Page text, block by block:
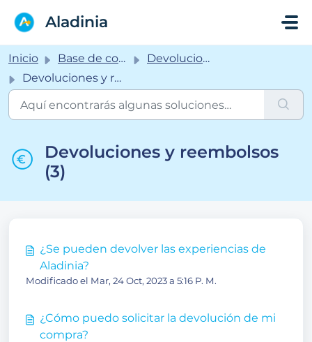
Aladinia
Inicio Base de conocimientos
Devoluciones
Devoluciones y reembolsos
Devoluciones y reembolsos
(3)
¿Se pueden devolver las experiencias de
Aladinia?
Modificado el Mar, 24 Oct, 2023 a 5:16 P. M.
¿Cómo puedo solicitar la devolución de mi
compra?